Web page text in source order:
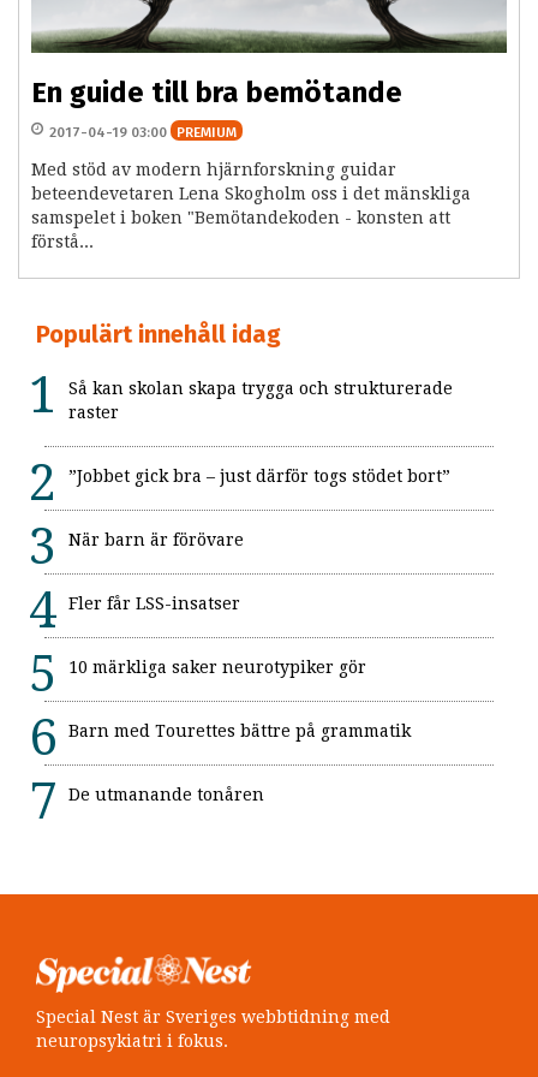
En guide till bra bemötande
2017-04-19 03:00 PREMIUM
Med stöd av modern hjärnforskning guidar
beteendevetaren Lena Skogholm oss i det mänskliga
samspelet i boken "Bemötandekoden - konsten att
förstå...
Populärt innehåll idag
Så kan skolan skapa trygga och strukturerade
raster
”Jobbet gick bra – just därför togs stödet bort”
När barn är förövare
Fler får LSS-insatser
10 märkliga saker neurotypiker gör
Barn med Tourettes bättre på grammatik
De utmanande tonåren
Special Nest är Sveriges webbtidning med
neuropsykiatri i fokus.